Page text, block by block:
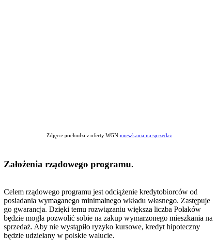
Zdjęcie pochodzi z oferty WGN:mieszkania na sprzedaż
Założenia rządowego programu.
Celem rządowego programu jest odciążenie kredytobiorców od
posiadania wymaganego minimalnego wkładu własnego. Zastępuje
go gwarancja. Dzięki temu rozwiązaniu większa liczba Polaków
będzie mogła pozwolić sobie na zakup wymarzonego mieszkania na
sprzedaż. Aby nie wystąpiło ryzyko kursowe, kredyt hipoteczny
będzie udzielany w polskie walucie.